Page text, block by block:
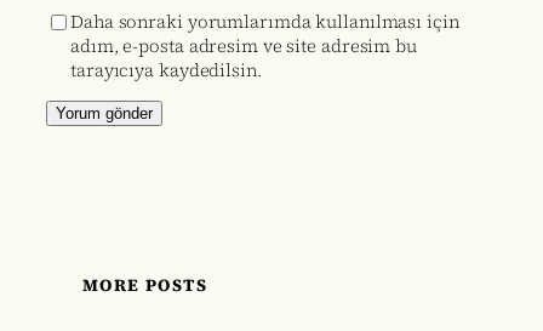
Daha sonraki yorumlarımda kullanılması için
adım, e-posta adresim ve site adresim bu
tarayıcıya kaydedilsin.
MORE POSTS